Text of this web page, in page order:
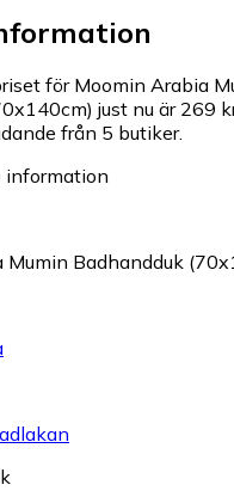
för Moomin Arabia
just nu är 269
från 5 butiker.
information
Mumin Badhandduk